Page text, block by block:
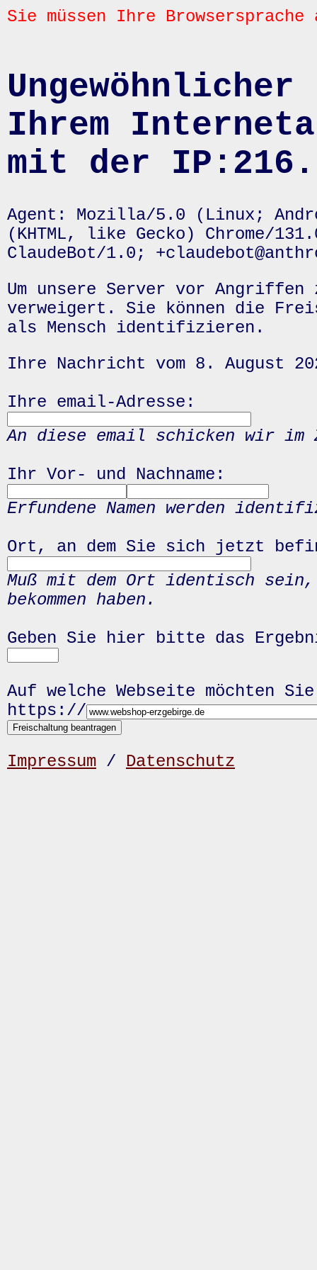
Sie müssen Ihre
Ihrem
mit der
Agent: Mozilla/5.0 (Linux;
(KHTML, like Gecko) Chrome/
ClaudeBot/1.0;
Um unsere Server vor
verweigert. Sie können die
als Mensch identifizieren.
Ihre Nachricht vom 8. August
Ihre email-Adresse:
An diese email schicken wir
Ihr Vor- und Nachname:
Erfundene Namen werden
Ort, an dem Sie sich jetzt
Muß mit dem Ort identisch
bekommen haben.
Geben Sie hier bitte das
Auf welche Webseite möchten
https://
Impressum / Datenschutz